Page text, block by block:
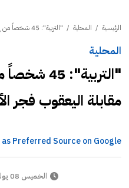
الرئيسية / المحلية / "التربية": 45 شخصاً من إجمالي 50 طلبوا مقابلة اليعقوب فجر الأحد
المحلية
مقابلة اليعقوب فجر
Preferred Source on Google
الخميس 08 يوليو 2021